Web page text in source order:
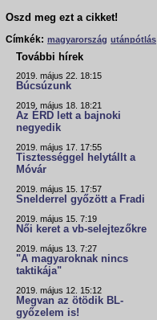
Oszd meg ezt a cikket!
Címkék: magyarország utánpótlás
További hírek
2019. május 22. 18:15
Búcsúzunk
2019. május 18. 18:21
Az ÉRD lett a bajnoki
negyedik
2019. május 17. 17:55
Tisztességgel helytállt a
Móvár
2019. május 15. 17:57
Snelderrel győzött a Fradi
2019. május 15. 7:19
Női keret a vb-selejtezőkre
2019. május 13. 7:27
"A magyaroknak nincs
taktikája"
2019. május 12. 15:12
Megvan az ötödik BL-
győzelem is!